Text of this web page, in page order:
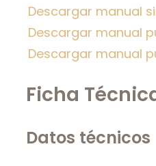
Descargar manual
Descargar manual
Descargar manual
Ficha
Datos técnicos